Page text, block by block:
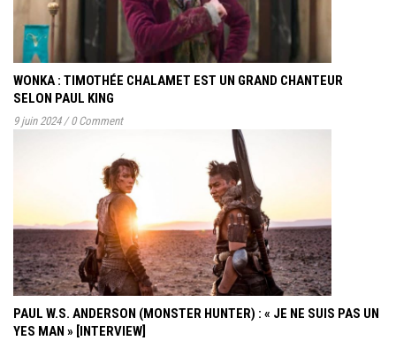
WONKA : TIMOTHÉE CHALAMET EST UN GRAND CHANTEUR
SELON PAUL KING
9 juin 2024 / 0 Comment
PAUL W.S. ANDERSON (MONSTER HUNTER) : « JE NE SUIS PAS UN
YES MAN » [INTERVIEW]